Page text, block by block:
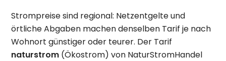
Strompreise sind regional: Netzentgelte und
örtliche Abgaben machen denselben Tarif je nach
Wohnort günstiger oder teurer. Der Tarif
naturstrom (Ökostrom) von NaturStromHandel